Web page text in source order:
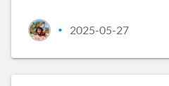
• 2025-05-27